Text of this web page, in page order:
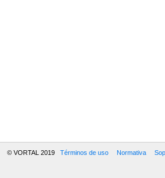
© VORTAL 2019 Términos de uso Normativa